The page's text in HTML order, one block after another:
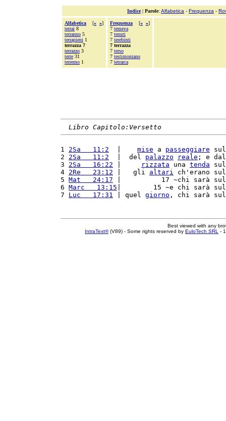
Indice| Parole: Alfabetica - Frequenza -
Alfabetica [« »]
terrai 8
terranno 5
terrapieni 1
terrazza 7
terrazzo 3
terre 31
terremo 1
Frequenza [« »]
7 temeva
7 tenuti
7 terebinti
7 terrazza
7 terso
7 testimoniano
7 tetrarca
Libro Capitolo:Versetto
1 2Sa   11:2 mise a passeggiare
2 2Sa   11:2
  |  del
palazzo reale ; e
3 2Sa   16:22 rizzata una tenda
4 2Re   23:12 |   gli altari ch'erano
5 Mat   24:17 |          17 ~chi sarà
6 Marc   13:15 |        15 ~e chi sarà
7 Luc   17:31 | quel giorno , chi sarà
Best viewed with any
IntraText®(V89) - Some rights reserved by EuloTech SRL -